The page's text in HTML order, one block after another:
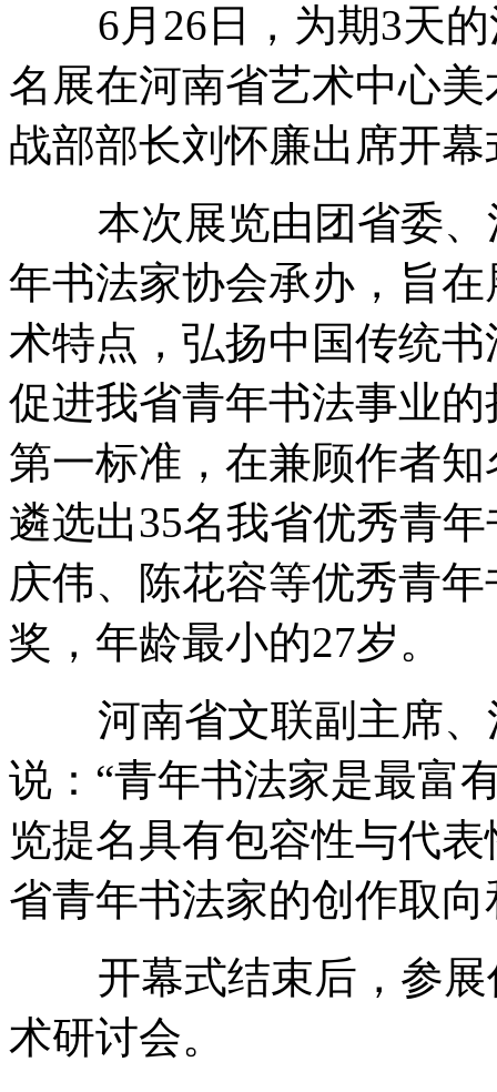
6月26日，为期3天的
名展在河南省艺术中心
战部部长刘怀廉出席开
本次展览由团省委、
年书法家协会承办，旨
术特点，弘扬中国传统
促进我省青年书法事业
第一标准，在兼顾作者
遴选出35名我省优秀青
庆伟、陈花容等优秀青
奖，年龄最小的27岁。
河南省文联副主席、
说：“青年书法家是最富
览提名具有包容性与代
省青年书法家的创作取
开幕式结束后，参展
术研讨会。